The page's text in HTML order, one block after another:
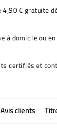
€ gratuite
à domicile ou
certifiés et
Avis clients